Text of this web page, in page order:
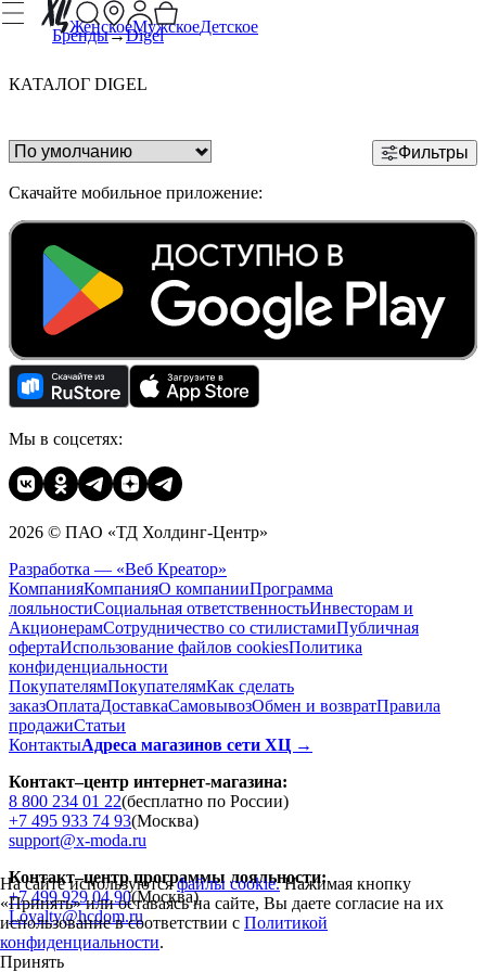
ЖенскоеМужскоеДетское
Бренды Digel
КАТАЛОГ DIGEL
Фильтры
Скачайте мобильное приложение:
Мы в соцсетях:
2026 © ПАО «ТД Холдинг-Центр»
Разработка — «Веб Креатор»
КомпанияКомпанияО компанииПрограмма
лояльностиСоциальная ответственностьИнвесторам и
АкционерамСотрудничество со стилистамиПубличная
офертаИспользование файлов cookiesПолитика
конфиденциальности
ПокупателямПокупателямКак сделать
заказОплатаДоставкаCамовывозОбмен и возвратПравила
продажиСтатьи
КонтактыАдреса магазинов сети ХЦ →
Контакт–центр интернет-магазина:
8 800 234 01 22(бесплатно по России)
+7 495 933 74 93(Москва)
support@x-moda.ru
Контакт–центр программы лояльности:
+7 499 929 04 90(Москва)
Loyalty@hcdom.ru
На сайте используютсяфайлы cookie.Нажимая кнопку
«Принять» или оставаясь на сайте, Вы даете согласие на их
использование в соответствии с Политикой
конфиденциальности.
Принять